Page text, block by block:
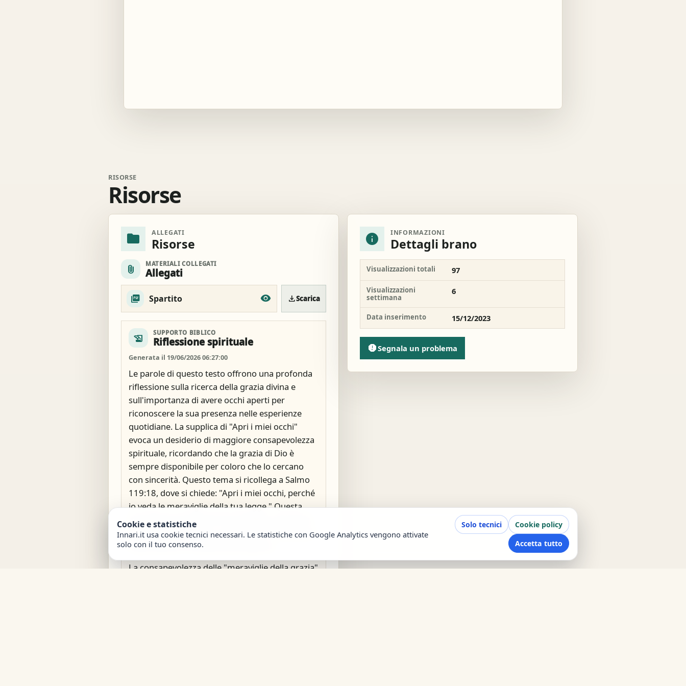
RISORSE
Risorse
folder ALLEGATI
Risorse
attach_file MATERIALI COLLEGATI
Allegati
Spartito downloadScarica
history_edu SUPPORTO BIBLICO
Riflessione spirituale
Generata il 19/06/2026 06:27:00
Le parole di questo testo offrono una profonda
riflessione sulla ricerca della grazia divina e
sull'importanza di avere occhi aperti per
riconoscere la sua presenza nelle esperienze
quotidiane. La supplica di "Apri i miei occhi"
evoca un desiderio di maggiore consapevolezza
spirituale, ricordando che la grazia di Dio è
sempre disponibile per coloro che lo cercano
con sincerità. Questo tema si ricollega a Salmo
119:18, dove si chiede: "Apri i miei occhi, perché
io veda le meraviglie della tua legge." Questa
invocazione non è solo una richiesta, ma anche
un atto di adorazione, un modo per riconoscere
la grandezza e la bellezza del Signore.
La consapevolezza delle "meraviglie della grazia"
info INFORMAZIONI
Dettagli brano
Visualizzazioni totali 97
Visualizzazioni
settimana
6
Data inserimento 15/12/2023
reportSegnala un problema
Cookie e statistiche
Innari.it usa cookie tecnici necessari. Le statistiche con Google Analytics vengono attivate
solo con il tuo consenso.
Solo tecnici
Cookie policy
Accetta tutto